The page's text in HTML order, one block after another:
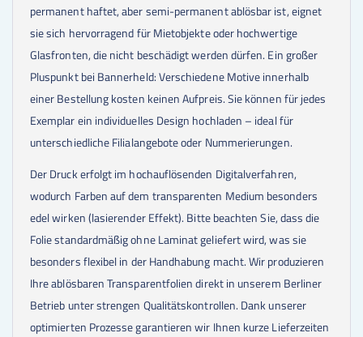
permanent haftet, aber semi-permanent ablösbar ist, eignet
sie sich hervorragend für Mietobjekte oder hochwertige
Glasfronten, die nicht beschädigt werden dürfen. Ein großer
Pluspunkt bei Bannerheld: Verschiedene Motive innerhalb
einer Bestellung kosten keinen Aufpreis. Sie können für jedes
Exemplar ein individuelles Design hochladen – ideal für
unterschiedliche Filialangebote oder Nummerierungen.
Der Druck erfolgt im hochauflösenden Digitalverfahren,
wodurch Farben auf dem transparenten Medium besonders
edel wirken (lasierender Effekt). Bitte beachten Sie, dass die
Folie standardmäßig ohne Laminat geliefert wird, was sie
besonders flexibel in der Handhabung macht. Wir produzieren
Ihre ablösbaren Transparentfolien direkt in unserem Berliner
Betrieb unter strengen Qualitätskontrollen. Dank unserer
optimierten Prozesse garantieren wir Ihnen kurze Lieferzeiten